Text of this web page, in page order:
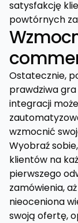
satysfakcję
powtórnych
Ostatecznie,
prawdziwa gra
integracji
wzmocnić
Wyobraź
klientów na
pierwszego
zamówienia,
nieoceniona
swoją ofertę,